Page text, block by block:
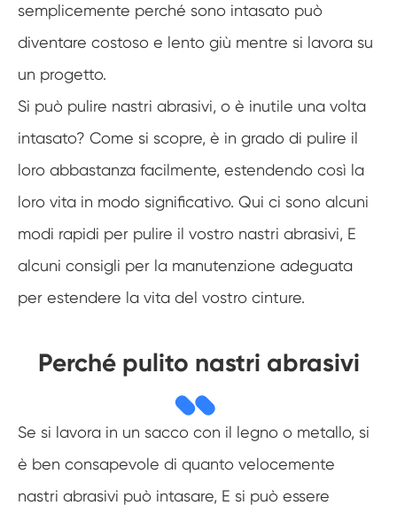
semplicemente perché sono intasato può
diventare costoso e lento giù mentre si lavora su
un progetto.
Si può pulire nastri abrasivi, o è inutile una volta
intasato? Come si scopre, è in grado di pulire il
loro abbastanza facilmente, estendendo così la
loro vita in modo significativo. Qui ci sono alcuni
modi rapidi per pulire il vostro nastri abrasivi, E
alcuni consigli per la manutenzione adeguata
per estendere la vita del vostro cinture.
Perché pulito nastri abrasivi
Se si lavora in un sacco con il legno o metallo, si
è ben consapevole di quanto velocemente
nastri abrasivi può intasare, E si può essere